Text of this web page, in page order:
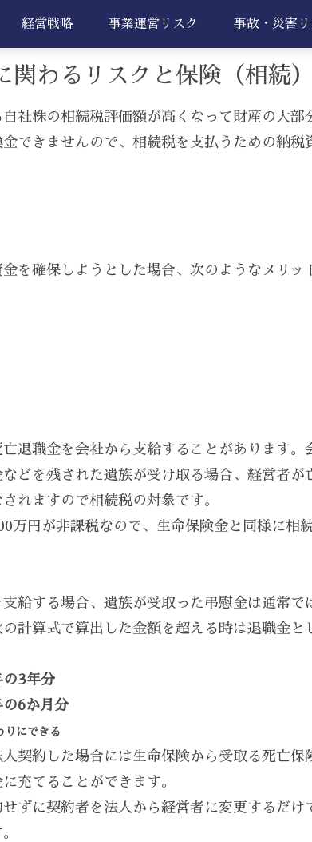
経営戦略 事業運営リスク 事故・災害リ
わるリスクと保険（相続）
社株の相続税評価額が高くなって財産の大部
できませんので、相続税を支払うための納税
を確保しようとした場合、次のようなメリッ
退職金を会社から支給することがあります。
どを残された遺族が受け取る場合、経営者が
れますので相続税の対象です。
万円が非課税なので、生命保険金と同様に相
給する場合、遺族が受取った弔慰金は通常で
計算式で算出した金額を超える時は退職金と
の3年分
6か月分
りにできる
契約した場合には生命保険から受取る死亡保
充てることができます。
ずに契約者を法人から経営者に変更するだけ